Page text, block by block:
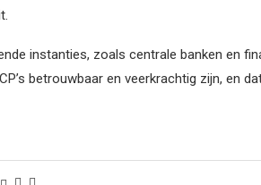
instanties, zoals centrale banken en
betrouwbaar en veerkrachtig zijn, en